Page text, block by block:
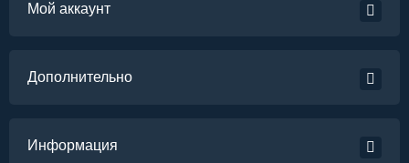
Мой аккаунт
Дополнительно
Информация